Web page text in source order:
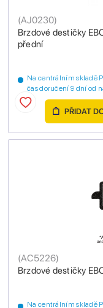
Brzdové destičky
přední
(AJ0230)
Na centrálním skladě
čas doručení 9 dní od
PŘIDAT
Brzdové destičky
(AC5226)
Na centrálním skladě